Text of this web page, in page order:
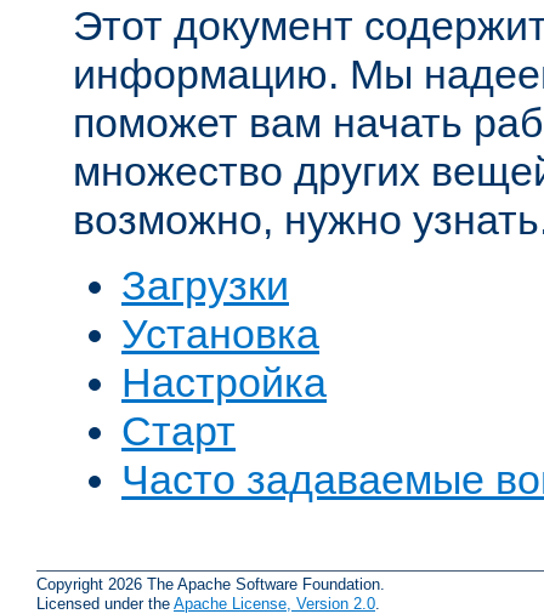
Этот документ
информацию. Мы
поможет вам начать
множество других
возможно, нужно
Загрузки
Установка
Настройка
Старт
Часто задаваемые
Copyright 2026 The Apache Software Foundation.
Licensed under the Apache License, Version 2.0.